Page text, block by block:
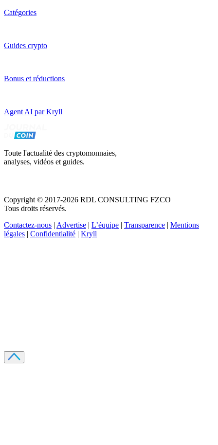
Catégories
Guides crypto
Bonus et réductions
Agent AI par Kryll
Toute l'actualité des cryptomonnaies,
analyses, vidéos et guides.
Copyright © 2017-2026 RDL CONSULTING FZCO
Tous droits réservés.
Contactez-nous | Advertise | L’équipe | Transparence | Mentions
légales | Confidentialité | Kryll